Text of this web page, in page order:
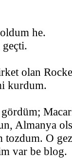
he.
geçti.
olan
kurdum.
Almanya
O
var be blog.